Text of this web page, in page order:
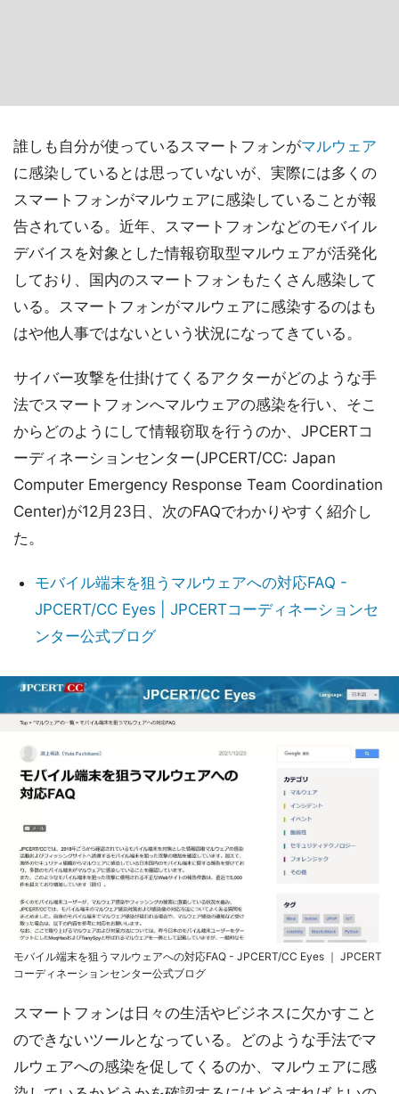
誰しも自分が使っているスマートフォンがマルウェア
に感染しているとは思っていないが、実際には多くの
スマートフォンがマルウェアに感染していることが報
告されている。近年、スマートフォンなどのモバイル
デバイスを対象とした情報窃取型マルウェアが活発化
しており、国内のスマートフォンもたくさん感染して
いる。スマートフォンがマルウェアに感染するのはも
はや他人事ではないという状況になってきている。
サイバー攻撃を仕掛けてくるアクターがどのような手
法でスマートフォンへマルウェアの感染を行い、そこ
からどのようにして情報窃取を行うのか、JPCERTコ
ーディネーションセンター(JPCERT/CC: Japan
Computer Emergency Response Team Coordination
Center)が12月23日、次のFAQでわかりやすく紹介し
た。
モバイル端末を狙うマルウェアへの対応FAQ -
JPCERT/CC Eyes | JPCERTコーディネーションセ
ンター公式ブログ
モバイル端末を狙うマルウェアへの対応FAQ - JPCERT/CC Eyes ｜ JPCERT
コーディネーションセンター公式ブログ
スマートフォンは日々の生活やビジネスに欠かすこと
のできないツールとなっている。どのような手法でマ
ルウェアへの感染を促してくるのか、マルウェアに感